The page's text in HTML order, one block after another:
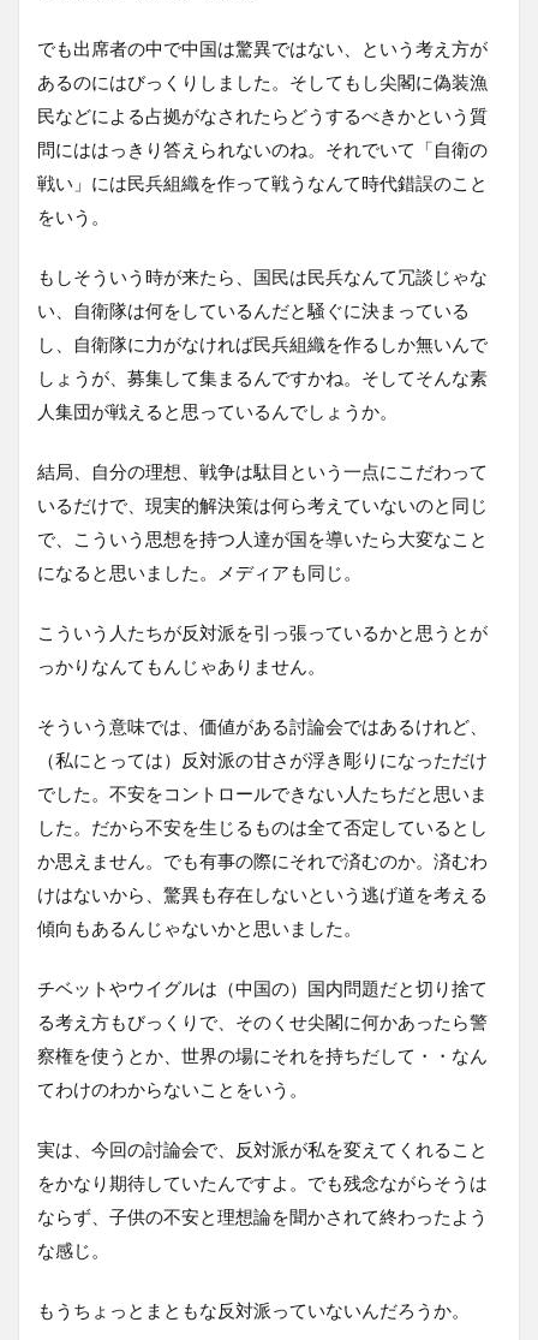
でも出席者の中で中国は驚異ではない、という考え方が
あるのにはびっくりしました。そしてもし尖閣に偽装漁
民などによる占拠がなされたらどうするべきかという質
問にははっきり答えられないのね。それでいて「自衛の
戦い」には民兵組織を作って戦うなんて時代錯誤のこと
をいう。
もしそういう時が来たら、国民は民兵なんて冗談じゃな
い、自衛隊は何をしているんだと騒ぐに決まっている
し、自衛隊に力がなければ民兵組織を作るしか無いんで
しょうが、募集して集まるんですかね。そしてそんな素
人集団が戦えると思っているんでしょうか。
結局、自分の理想、戦争は駄目という一点にこだわって
いるだけで、現実的解決策は何ら考えていないのと同じ
で、こういう思想を持つ人達が国を導いたら大変なこと
になると思いました。メディアも同じ。
こういう人たちが反対派を引っ張っているかと思うとが
っかりなんてもんじゃありません。
そういう意味では、価値がある討論会ではあるけれど、
（私にとっては）反対派の甘さが浮き彫りになっただけ
でした。不安をコントロールできない人たちだと思いま
した。だから不安を生じるものは全て否定しているとし
か思えません。でも有事の際にそれで済むのか。済むわ
けはないから、驚異も存在しないという逃げ道を考える
傾向もあるんじゃないかと思いました。
チベットやウイグルは（中国の）国内問題だと切り捨て
る考え方もびっくりで、そのくせ尖閣に何かあったら警
察権を使うとか、世界の場にそれを持ちだして・・なん
てわけのわからないことをいう。
実は、今回の討論会で、反対派が私を変えてくれること
をかなり期待していたんですよ。でも残念ながらそうは
ならず、子供の不安と理想論を聞かされて終わったよう
な感じ。
もうちょっとまともな反対派っていないんだろうか。